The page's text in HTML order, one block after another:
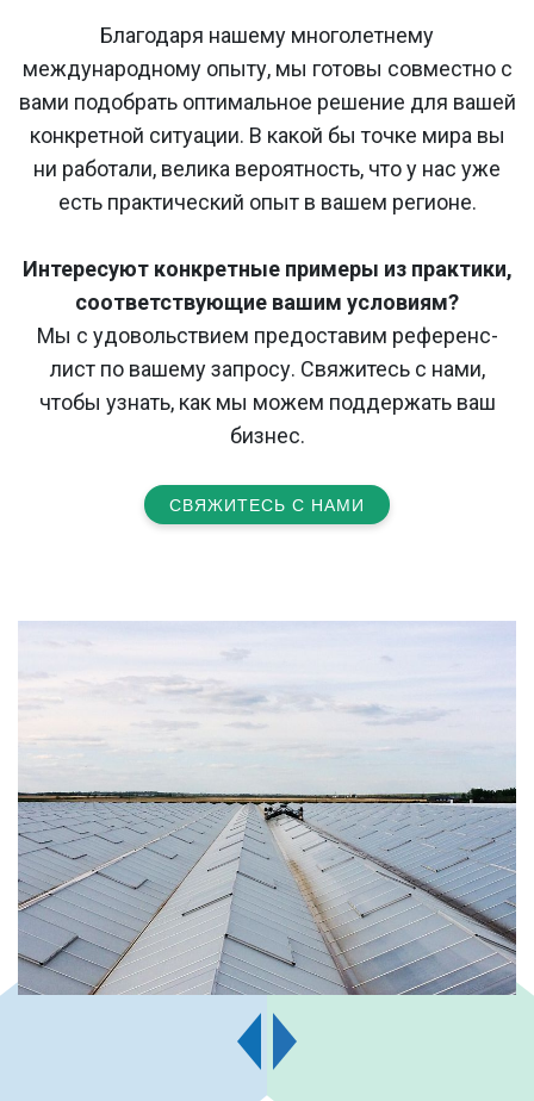
Благодаря нашему многолетнему
международному опыту, мы готовы совместно с
вами подобрать оптимальное решение для вашей
конкретной ситуации. В какой бы точке мира вы
ни работали, велика вероятность, что у нас уже
есть практический опыт в вашем регионе.
Интересуют конкретные примеры из практики,
соответствующие вашим условиям?
Мы с удовольствием предоставим референс-
лист по вашему запросу. Свяжитесь с нами,
чтобы узнать, как мы можем поддержать ваш
бизнес.
СВЯЖИТЕСЬ С НАМИ